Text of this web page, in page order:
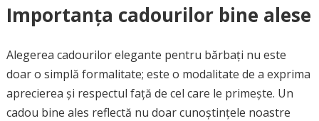
Importanța cadourilor bine alese
Alegerea cadourilor elegante pentru bărbați nu este
doar o simplă formalitate; este o modalitate de a exprima
aprecierea și respectul față de cel care le primește. Un
cadou bine ales reflectă nu doar cunoștințele noastre